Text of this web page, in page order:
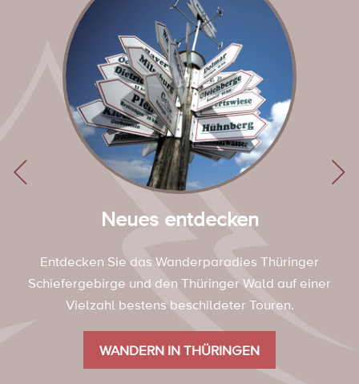
Neues entdecken
Entdecken Sie das Wanderparadies Thüringer
Schiefergebirge und den Thüringer Wald auf einer
Vielzahl bestens beschildeter Touren.
WANDERN IN THÜRINGEN